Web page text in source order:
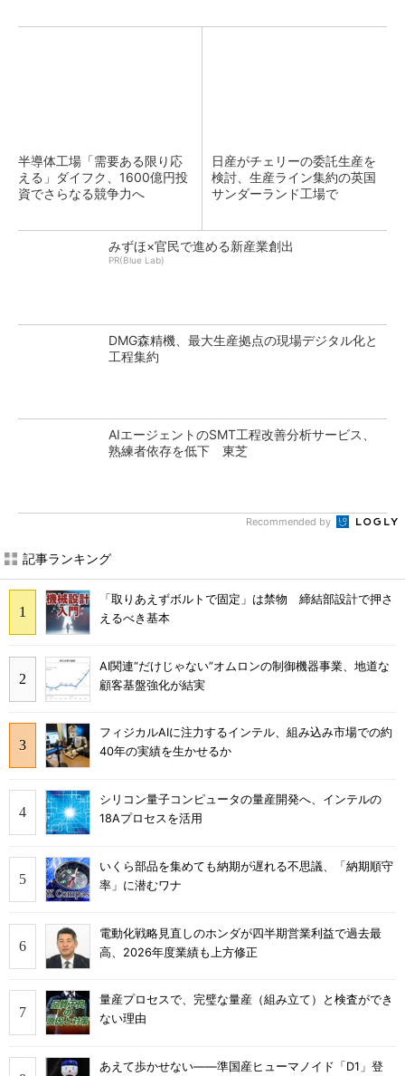
半導体工場「需要ある限り応
える」ダイフク、1600億円投
資でさらなる競争力へ
日産がチェリーの委託生産を
検討、生産ライン集約の英国
サンダーランド工場で
みずほ×官民で進める新産業創出
PR(Blue Lab)
DMG森精機、最大生産拠点の現場デジタル化と
工程集約
AIエージェントのSMT工程改善分析サービス、
熟練者依存を低下 東芝
Recommended by
記事ランキング
「取りあえずボルトで固定」は禁物 締結部設計で押さ
えるべき基本
AI関連“だけじゃない”オムロンの制御機器事業、地道な
顧客基盤強化が結実
フィジカルAIに注力するインテル、組み込み市場での約
40年の実績を生かせるか
シリコン量子コンピュータの量産開発へ、インテルの
18Aプロセスを活用
いくら部品を集めても納期が遅れる不思議、「納期順守
率」に潜むワナ
電動化戦略見直しのホンダが四半期営業利益で過去最
高、2026年度業績も上方修正
量産プロセスで、完璧な量産（組み立て）と検査ができ
ない理由
あえて歩かせない――準国産ヒューマノイド「D1」登